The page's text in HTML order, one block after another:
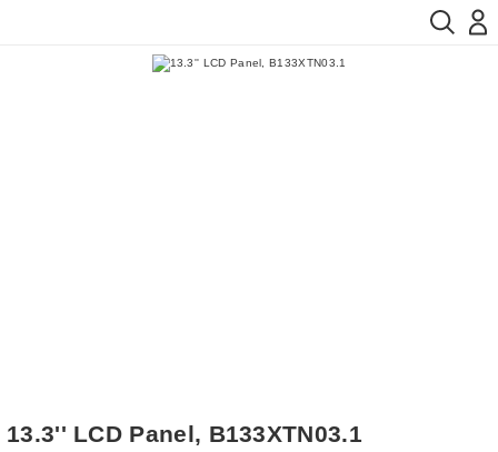
13.3'' LCD Panel, B133XTN03.1